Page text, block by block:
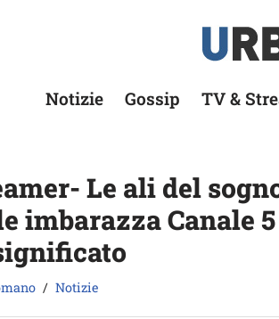
Notizie Gossip TV &
Le ali del
imbarazza Canale
Notizie